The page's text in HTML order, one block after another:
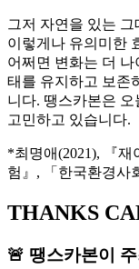
그저 자연을 있는
이렇게나 유의미한
어쩌면 변화는 더
태를 유지하고 보존
니다. 땡스카본은
고민하고 있습니다.
*최명애(2021), 『
험』, 「한국환경사
THANKS
🚨 땡스카본이